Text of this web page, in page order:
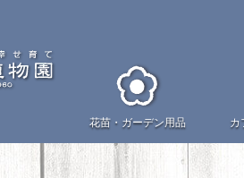
花苗・ ガーデン用品 カ